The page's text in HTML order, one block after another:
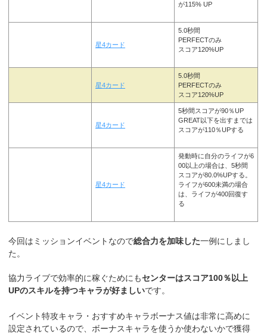
が115% UP
星4カード
5.0秒間
PERFECTのみ
スコア120%UP
星4カード
5.0秒間
PERFECTのみ
スコア120%UP
星4カード
5秒間スコアが90％UP
GREAT以下を出すまでは
スコアが110％UPする
星4カード
発動時に自分のライフが6
00以上の場合は、5秒間
スコアが80.0%UPする。
ライフが600未満の場合
は、ライフが400回復す
る
今回はミッションイベントなので総合力を加味した一例にしまし
た。
協力ライブで効率的に稼ぐためにもセンターはスコア100％以上
UPのスキルを持つキャラが好ましいです。
イベント特攻キャラ・おすすめキャラボーナス値は非常に高めに
設定されているので、ボーナスキャラを使うか使わないかで獲得